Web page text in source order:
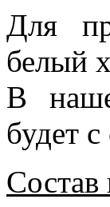
Для
белый
В
будет
Состав